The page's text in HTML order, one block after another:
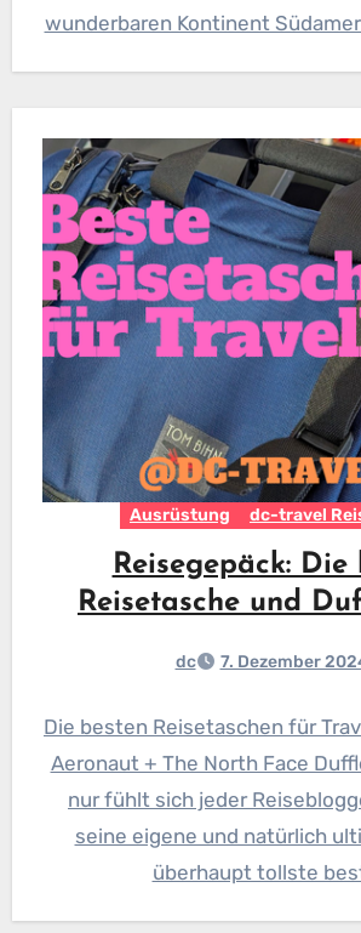
wunderbaren Kontinent
Ausrüstung dc-travel
Reisegepäck: Die
Reisetasche und
dc 7. Dezember
Die besten Reisetaschen für
Aeronaut + The North Face
nur fühlt sich jeder
seine eigene und natürlich
überhaupt tollste